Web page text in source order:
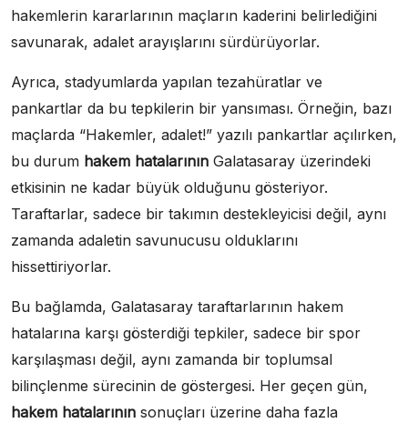
hakemlerin kararlarının maçların kaderini belirlediğini
savunarak, adalet arayışlarını sürdürüyorlar.
Ayrıca, stadyumlarda yapılan tezahüratlar ve
pankartlar da bu tepkilerin bir yansıması. Örneğin, bazı
maçlarda “Hakemler, adalet!” yazılı pankartlar açılırken,
bu durum hakem hatalarının Galatasaray üzerindeki
etkisinin ne kadar büyük olduğunu gösteriyor.
Taraftarlar, sadece bir takımın destekleyicisi değil, aynı
zamanda adaletin savunucusu olduklarını
hissettiriyorlar.
Bu bağlamda, Galatasaray taraftarlarının hakem
hatalarına karşı gösterdiği tepkiler, sadece bir spor
karşılaşması değil, aynı zamanda bir toplumsal
bilinçlenme sürecinin de göstergesi. Her geçen gün,
hakem hatalarının sonuçları üzerine daha fazla